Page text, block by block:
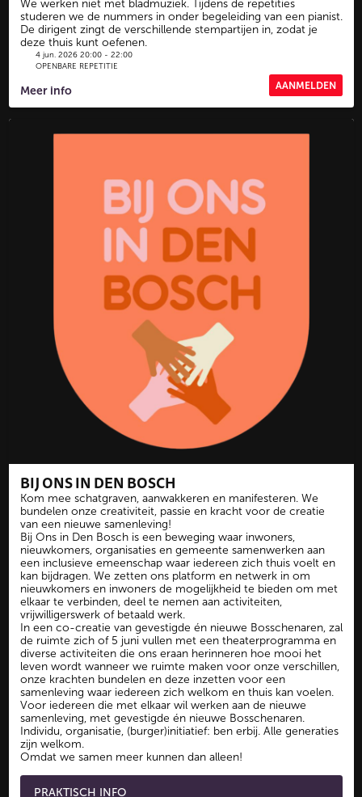
We werken niet met bladmuziek. Tijdens de repetities
studeren we de nummers in onder begeleiding van een pianist.
De dirigent zingt de verschillende stempartijen in, zodat je
deze thuis kunt oefenen.
4 jun. 2026 20:00 - 22:00
OPENBARE REPETITIE
Meer info AANMELDEN
BIJ ONS IN DEN BOSCH
Kom mee schatgraven, aanwakkeren en manifesteren. We
bundelen onze creativiteit, passie en kracht voor de creatie
van een nieuwe samenleving!
Bij Ons in Den Bosch is een beweging waar inwoners,
nieuwkomers, organisaties en gemeente samenwerken aan
een inclusieve emeenschap waar iedereen zich thuis voelt en
kan bijdragen. We zetten ons platform en netwerk in om
nieuwkomers en inwoners de mogelijkheid te bieden om met
elkaar te verbinden, deel te nemen aan activiteiten,
vrijwilligerswerk of betaald werk.
In een co-creatie van gevestigde én nieuwe Bosschenaren, zal
de ruimte zich of 5 juni vullen met een theaterprogramma en
diverse activiteiten die ons eraan herinneren hoe mooi het
leven wordt wanneer we ruimte maken voor onze verschillen,
onze krachten bundelen en deze inzetten voor een
samenleving waar iedereen zich welkom en thuis kan voelen.
Voor iedereen die met elkaar wil werken aan de nieuwe
samenleving, met gevestigde én nieuwe Bosschenaren.
Individu, organisatie, (burger)initiatief: ben erbij. Alle generaties
zijn welkom.
Omdat we samen meer kunnen dan alleen!
PRAKTISCH INFO